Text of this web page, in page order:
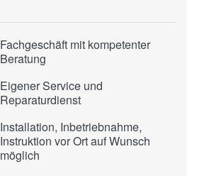
Fachgeschäft mit kompetenter
Beratung
Eigener Service und
Reparaturdienst
Installation, Inbetriebnahme,
Instruktion vor Ort auf Wunsch
möglich